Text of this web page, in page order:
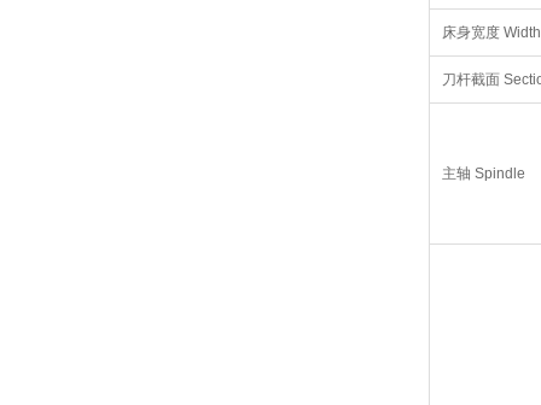
床身宽度
刀杆截面
主轴 Spindle